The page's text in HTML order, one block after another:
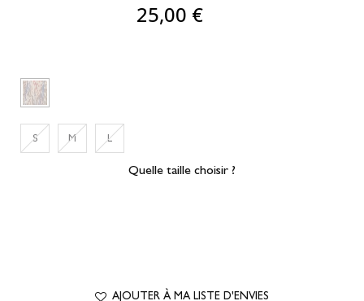
25,00 €
S M L
Quelle taille choisir ?
AJOUTER À MA LISTE D'ENVIES